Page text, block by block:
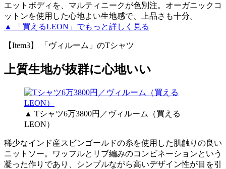
エットボディを、マルティニークが色別注。オーガニックコ
ットンを使用した心地よい生地感で、上品さも十分。
▲ 「買えるLEON」でもっと詳しく見る
【Item3】 「ヴィルーム」のTシャツ
上質生地が抜群に心地いい
▲ Tシャツ6万3800円／ヴィルーム（買える
LEON）
稀少なインド産スビンゴールドの糸を使用した肌触りの良い
ニットソー。ワッフルとリブ編みのコンビネーションという
凝った作りであり、シンプルながら高いデザイン性が目を引